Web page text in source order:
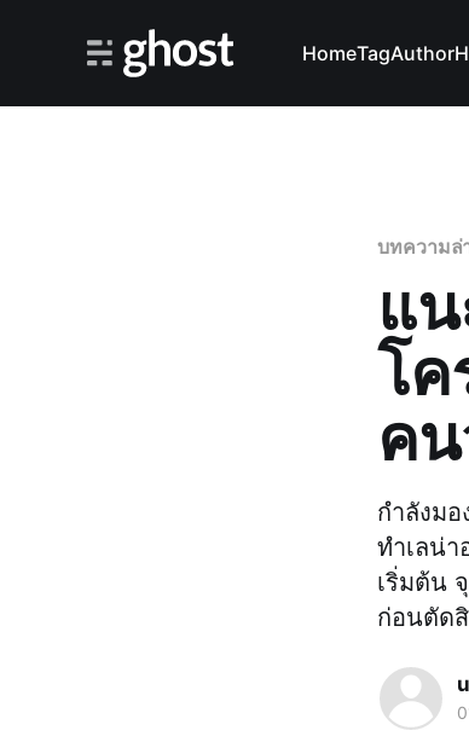
HomeTagAuthor
บทความล่
แ
โค
ค
กำลังม
ทำเลน่
เริ่มต้น
ก่อนตัด